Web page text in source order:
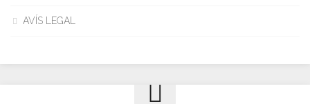
AVÍS LEGAL